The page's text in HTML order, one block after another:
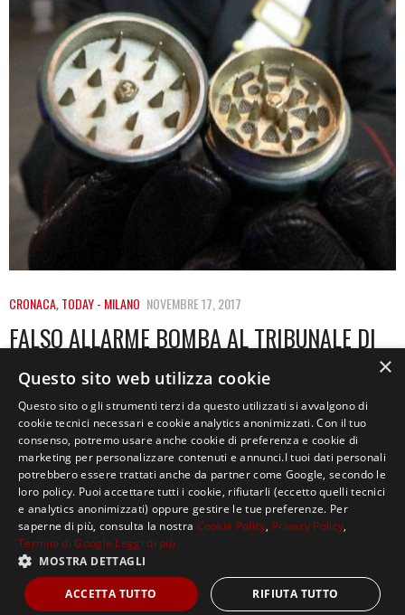
CRONACA,TODAY - MILANO NOVEMBRE 17, 2017
FALSO ALLARME BOMBA AL TRIBUNALE DI
MILANO, ERA UN GRINDER PER LA
MARIJUANA
Ore 16.30, via Freguglia, pochi metri dal tribunale di
Milano. In un’inferriata viene trovato da…
Copyright ©2021, MASTERX Tutti i diritti riservati.
×
Questo sito web utilizza cookie
Questo sito o gli strumenti terzi da questo utilizzati si avvalgono di
cookie tecnici necessari e cookie analytics anonimizzati. Con il tuo
consenso, potremo usare anche cookie di preferenza e cookie di
marketing per personalizzare contenuti e annunci.I tuoi dati personali
potrebbero essere trattati anche da partner come Google, secondo le
loro policy. Puoi accettare tutti i cookie, rifiutarli (eccetto quelli tecnici
e analytics anonimizzati) oppure gestire le tue preferenze. Per
saperne di più, consulta la nostra Cookie Policy, Privacy Policy,
Termini di Google Leggi di più
MOSTRA DETTAGLI
ACCETTA TUTTO RIFIUTA TUTTO